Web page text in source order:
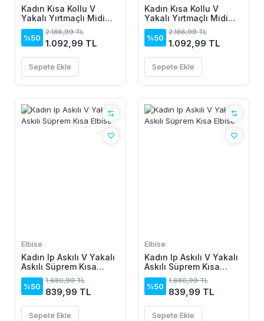
Kadın Kısa Kollu V
Yakalı Yırtmaçlı Midi
Boy Viskon Elbise
%50
2.186,99 TL
1.092,99 TL
Sepete Ekle
Kadın Kısa Kollu V
Yakalı Yırtmaçlı Midi
Boy Viskon Elbise
%50
2.186,99 TL
1.092,99 TL
Sepete Ekle
Elbise
Kadın Ip Askılı V Yakalı
Askılı Süprem Kısa
Elbise
%50
1.680,99 TL
839,99 TL
Sepete Ekle
Elbise
Kadın Ip Askılı V Yakalı
Askılı Süprem Kısa
Elbise
%50
1.680,99 TL
839,99 TL
Sepete Ekle